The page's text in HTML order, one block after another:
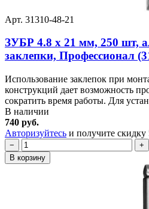
Арт. 31310-48-21
ЗУБР 4.8 x 21 мм, 250 шт,
заклепки, Профессионал
Использование заклепок при
конструкций дает возможность
сократить время работы. Для
В наличии
740 руб.
Авторизуйтесь и получите скидку
−
+
В корзину